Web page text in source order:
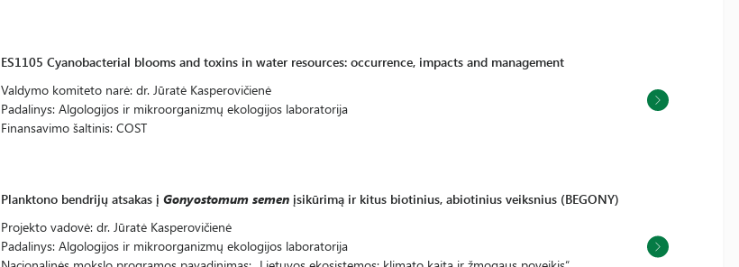
ES1105 Cyanobacterial blooms and toxins in water resources: occurrence, impacts and management
Valdymo komiteto narė: dr. Jūratė Kasperovičienė
Padalinys: Algologijos ir mikroorganizmų ekologijos laboratorija
Finansavimo šaltinis: COST
Planktono bendrijų atsakas į Gonyostomum semenįsikūrimą ir kitus biotinius, abiotinius veiksnius (BEGONY)
Projekto vadovė: dr. Jūratė Kasperovičienė
Padalinys: Algologijos ir mikroorganizmų ekologijos laboratorija